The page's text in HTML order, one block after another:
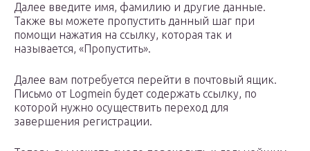
Далее введите имя, фамилию и другие данные.
Также вы можете пропустить данный шаг при
помощи нажатия на ссылку, которая так и
называется, «Пропустить».
Далее вам потребуется перейти в почтовый ящик.
Письмо от Logmein будет содержать ссылку, по
которой нужно осуществить переход для
завершения регистрации.